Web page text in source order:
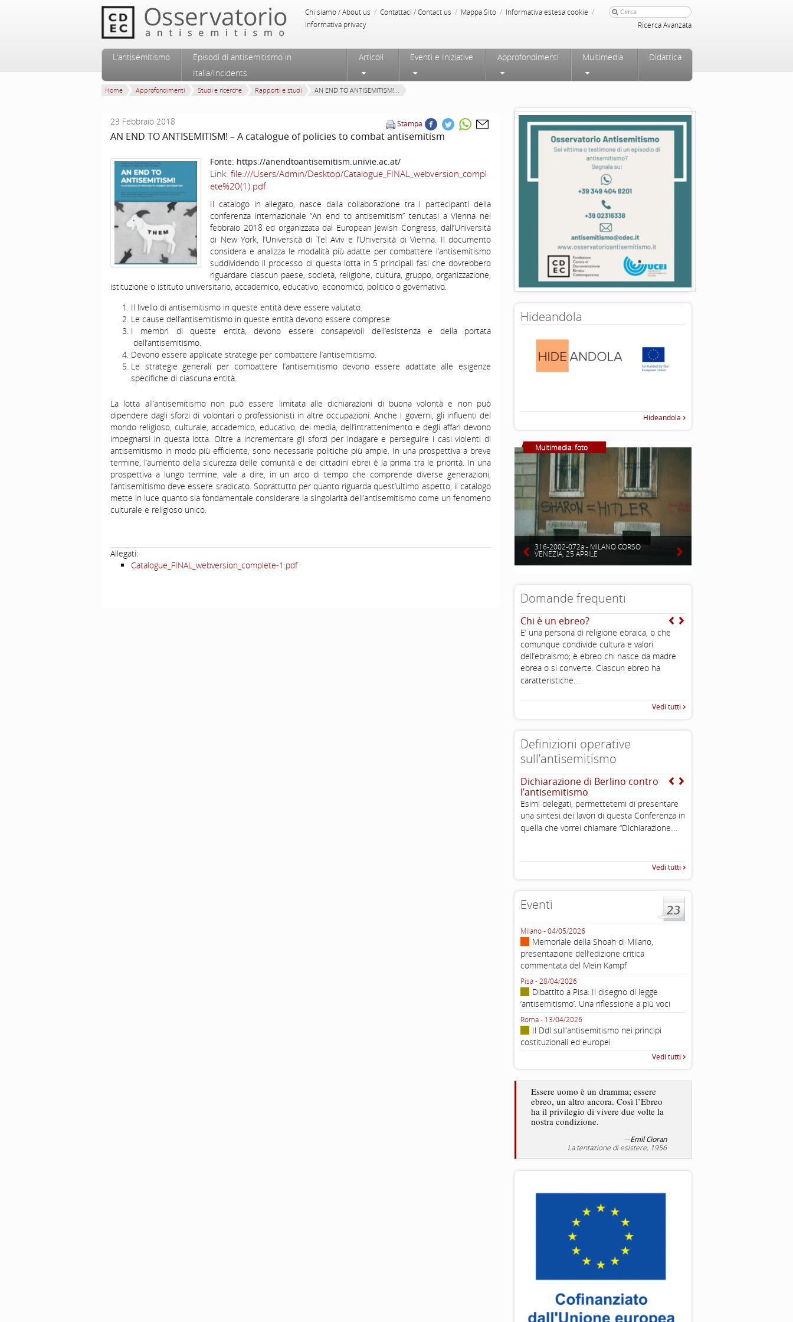
Chi siamo / About us / Contattaci / Contact us / Mappa Sito / Informativa estesa cookie /
Informativa privacy Ricerca Avanzata
Menu principale
Vai al contenuto principale
Vai al contenuto secondario
L’antisemitismo
Episodi di antisemitismo in
Italia/Incidents
Articoli Eventi e Iniziative Approfondimenti Multimedia Didattica
Home Approfondimenti Studi e ricerche Rapporti e studi AN END TO ANTISEMITISM!...
Stampa
23 Febbraio 2018
AN END TO ANTISEMITISM! – A catalogue of policies to combat antisemitism
Fonte: https://anendtoantisemitism.univie.ac.at/
Link: file:///Users/Admin/Desktop/Catalogue_FINAL_webversion_compl
ete%20(1).pdf
Il catalogo in allegato, nasce dalla collaborazione tra i partecipanti della
conferenza internazionale “An end to antisemitism” tenutasi a Vienna nel
febbraio 2018 ed organizzata dal European Jewish Congress, dall’Università
di New York, l’Università di Tel Aviv e l’Università di Vienna . Il documento
considera e analizza le modalità più adatte per combattere l’antisemitismo
suddividendo il processo di questa lotta in 5 principali fasi che dovrebbero
riguardare ciascun paese, società, religione, cultura, gruppo, organizzazione,
istituzione o istituto universitario, accademico, educativo, economico, politico o governativo.
Il livello di antisemitismo in queste entità deve essere valutato.
Le cause dell’antisemitismo in queste entità devono essere comprese.
I membri di queste entità, devono essere consapevoli dell’esistenza e della portata
dell’antisemitismo.
Devono essere applicate strategie per combattere l’antisemitismo.
Le strategie generali per combattere l’antisemitismo devono essere adattate alle esigenze
specifiche di ciascuna entità.
La lotta all’antisemitismo non può essere limitata alle dichiarazioni di buona volontà e non può
dipendere dagli sforzi di volontari o professionisti in altre occupazioni. Anche i governi, gli influenti del
mondo religioso, culturale, accademico, educativo, dei media, dell’intrattenimento e degli affari devono
impegnarsi in questa lotta. Oltre a incrementare gli sforzi per indagare e perseguire i casi violenti di
antisemitismo in modo più efficiente, sono necessarie politiche più ampie. In una prospettiva a breve
termine, l’aumento della sicurezza delle comunità e dei cittadini ebrei è la prima tra le priorità. In una
prospettiva a lungo termine, vale a dire, in un arco di tempo che comprende diverse generazioni,
l’antisemitismo deve essere sradicato. Soprattutto per quanto riguarda quest’ultimo aspetto, il catalogo
mette in luce quanto sia fondamentale considerare la singolarità dell’antisemitismo come un fenomeno
culturale e religioso unico.
Allegati:
Catalogue_FINAL_webversion_complete-1.pdf
Hideandola
Hideandola
Multimedia: foto
316-2002-072a - MILANO CORSO
VENEZIA, 25 APRILE
Domande frequenti
Chi è un ebreo?
E’ una persona di religione ebraica, o che
comunque condivide cultura e valori
dell’ebraismo; è ebreo chi nasce da madre
ebrea o si converte. Ciascun ebreo ha
caratteristiche...
Vedi tutti
Definizioni operative
sull’antisemitismo
Dichiarazione di Berlino contro
l’antisemitismo
Esimi delegati, permettetemi di presentare
una sintesi dei lavori di questa Conferenza in
quella che vorrei chiamare “Dichiarazione...
Vedi tutti
Eventi
Milano - 04/05/2026
Memoriale della Shoah di Milano,
presentazione dell’edizione critica
commentata del Mein Kampf
Pisa - 28/04/2026
Dibattito a Pisa: Il disegno di legge
‘antisemitismo’. Una riflessione a più voci
Roma - 13/04/2026
Il Ddl sull’antisemitismo nei principi
costituzionali ed europei
Vedi tutti
Essere uomo è un dramma; essere
ebreo, un altro ancora. Così l’Ebreo
ha il privilegio di vivere due volte la
nostra condizione.
—Emil Cioran
La tentazione di esistere, 1956